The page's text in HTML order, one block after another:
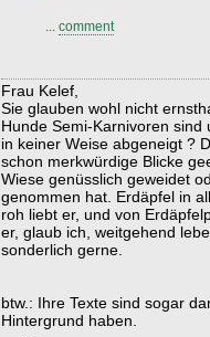
... comment
Frau Kelef,
Sie glauben wohl nicht
Hunde Semi-Karnivoren
in keiner Weise abgeneigt ?
schon merkwürdige Blicke
Wiese genüsslich geweidet
genommen hat. Erdäpfel in
roh liebt er, und von
er, glaub ich, weitgehend
sonderlich gerne.
btw.: Ihre Texte sind sogar
Hintergrund haben.